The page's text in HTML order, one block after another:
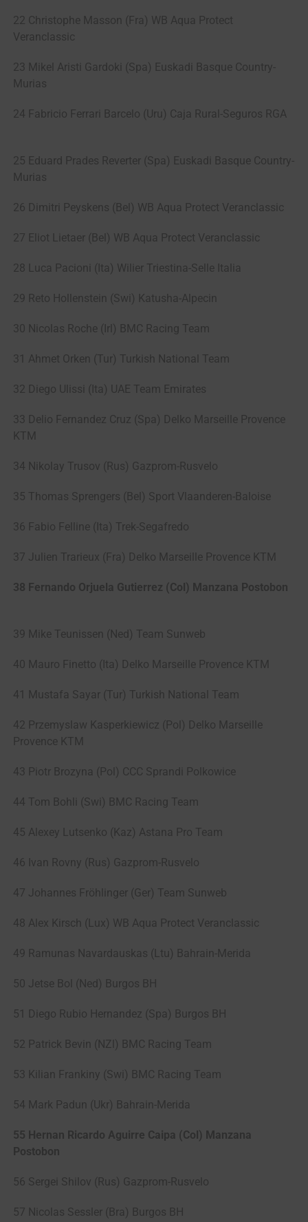
22 Christophe Masson (Fra) WB Aqua Protect
Veranclassic
23 Mikel Aristi Gardoki (Spa) Euskadi Basque Country-
Murias
24 Fabricio Ferrari Barcelo (Uru) Caja Rural-Seguros RGA
25 Eduard Prades Reverter (Spa) Euskadi Basque Country-
Murias
26 Dimitri Peyskens (Bel) WB Aqua Protect Veranclassic
27 Eliot Lietaer (Bel) WB Aqua Protect Veranclassic
28 Luca Pacioni (Ita) Wilier Triestina-Selle Italia
29 Reto Hollenstein (Swi) Katusha-Alpecin
30 Nicolas Roche (Irl) BMC Racing Team
31 Ahmet Orken (Tur) Turkish National Team
32 Diego Ulissi (Ita) UAE Team Emirates
33 Delio Fernandez Cruz (Spa) Delko Marseille Provence
KTM
34 Nikolay Trusov (Rus) Gazprom-Rusvelo
35 Thomas Sprengers (Bel) Sport Vlaanderen-Baloise
36 Fabio Felline (Ita) Trek-Segafredo
37 Julien Trarieux (Fra) Delko Marseille Provence KTM
38 Fernando Orjuela Gutierrez (Col) Manzana Postobon
39 Mike Teunissen (Ned) Team Sunweb
40 Mauro Finetto (Ita) Delko Marseille Provence KTM
41 Mustafa Sayar (Tur) Turkish National Team
42 Przemyslaw Kasperkiewicz (Pol) Delko Marseille
Provence KTM
43 Piotr Brozyna (Pol) CCC Sprandi Polkowice
44 Tom Bohli (Swi) BMC Racing Team
45 Alexey Lutsenko (Kaz) Astana Pro Team
46 Ivan Rovny (Rus) Gazprom-Rusvelo
47 Johannes Fröhlinger (Ger) Team Sunweb
48 Alex Kirsch (Lux) WB Aqua Protect Veranclassic
49 Ramunas Navardauskas (Ltu) Bahrain-Merida
50 Jetse Bol (Ned) Burgos BH
51 Diego Rubio Hernandez (Spa) Burgos BH
52 Patrick Bevin (NZl) BMC Racing Team
53 Kilian Frankiny (Swi) BMC Racing Team
54 Mark Padun (Ukr) Bahrain-Merida
55 Hernan Ricardo Aguirre Caipa (Col) Manzana
Postobon
56 Sergei Shilov (Rus) Gazprom-Rusvelo
57 Nicolas Sessler (Bra) Burgos BH